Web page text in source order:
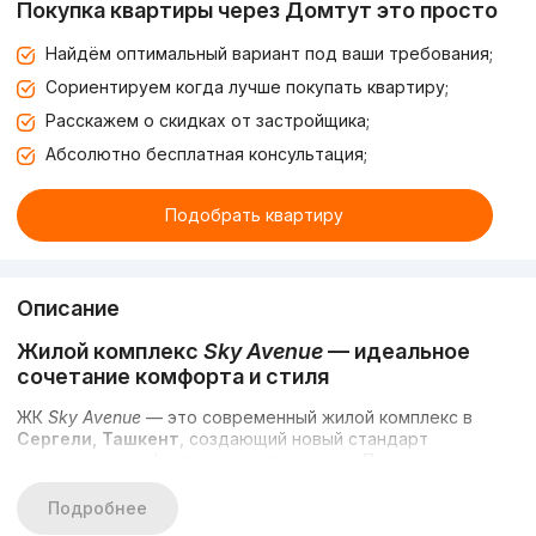
Покупка квартиры через Домтут это просто
Найдём оптимальный вариант под ваши требования;
Сориентируем когда лучше покупать квартиру;
Расскажем о скидках от застройщика;
Абсолютно бесплатная консультация;
Подобрать квартиру
Описание
Жилой комплекс Sky Avenue— идеальное
сочетание комфорта и стиля
ЖК Sky Avenue— это современный жилой комплекс в
Сергели, Ташкент , создающий новый стандарт
что делает его привлекательным как для комфортной
жизни, так и для выгодной инвестиции в недвижимость.
Подробнее